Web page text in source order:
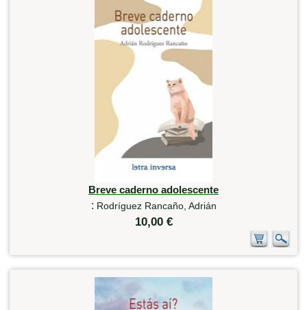
Breve caderno adolescente
: Rodríguez Rancaño, Adrián
10,00 €